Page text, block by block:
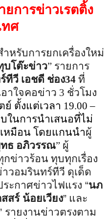
ยการข่าวเรตติ้ง
ทศ
ำหรับการยกเครื่องใหม่
บโต๊ะข่าว” รายการ
ทีวี เอชดี ช่อง34 ที่
อาใจคอข่าว 3 ชั่วโมง
ย์ ตั้งแต่เวลา 19.00–
ในการนำเสนอที่ไม่
หมือน โดยแกนนำผู้
ธ อภิวรรณ” ผู้
กข่าวร้อน ทุบทุกเรื่อง
าวอมรินทร์ทีวี ดุเด็ด
ะกาศข่าวไฟแรง “นภ
ร์ น้อยเวียง” และ
รายงานข่าวตรงตาม